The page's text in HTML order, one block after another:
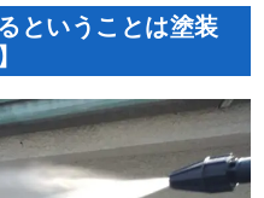
ということは塗装